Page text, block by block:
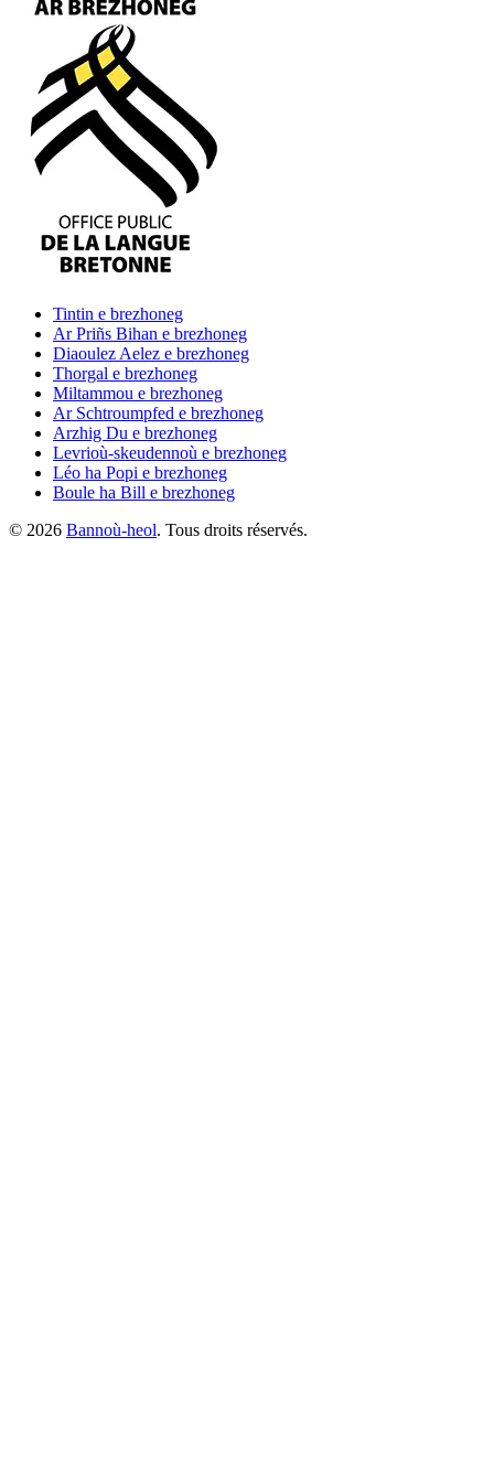
Tintin e brezhoneg
Ar Priñs Bihan e brezhoneg
Diaoulez Aelez e brezhoneg
Thorgal e brezhoneg
Miltammou e brezhoneg
Ar Schtroumpfed e brezhoneg
Arzhig Du e brezhoneg
Levrioù-skeudennoù e brezhoneg
Léo ha Popi e brezhoneg
Boule ha Bill e brezhoneg
© 2026 Bannoù-heol. Tous droits réservés.